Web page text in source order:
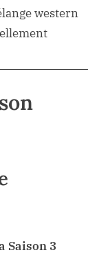
western
Saison 3